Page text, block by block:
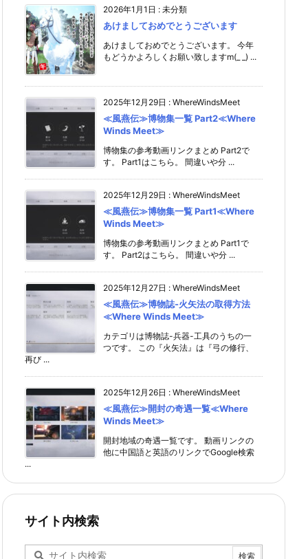
2026年1月1日 : 未分類
あけましておめでとうございます
あけましておめでとうございます。 今年
もどうかよろしくお願い致しますm(_ _) ...
2025年12月29日 : WhereWindsMeet
≪風燕伝≫博物集一覧 Part2≪Where
Winds Meet≫
博物集の参考動画リンクまとめ Part2で
す。 Part1はこちら。 間違いや分 ...
2025年12月29日 : WhereWindsMeet
≪風燕伝≫博物集一覧 Part1≪Where
Winds Meet≫
博物集の参考動画リンクまとめ Part1で
す。 Part2はこちら。 間違いや分 ...
2025年12月27日 : WhereWindsMeet
≪風燕伝≫博物誌-火矢法の取得方法
≪Where Winds Meet≫
カテゴリは博物誌-兵器-工具のうちの一
つです。 この『火矢法』は『弓の修行、
再び ...
2025年12月26日 : WhereWindsMeet
≪風燕伝≫開封の奇遇一覧≪Where
Winds Meet≫
開封地域の奇遇一覧です。 動画リンクの
他に中国語と英語のリンクでGoogle検索
...
サイト内検索